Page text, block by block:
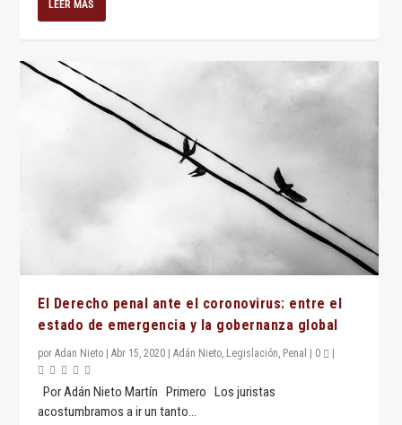
LEER MÁS
El Derecho penal ante el coronovirus: entre el
estado de emergencia y la gobernanza global
porAdan Nieto |Abr 15, 2020 |Adán Nieto, Legislación, Penal 0
Por Adán Nieto Martín Primero Los juristas
acostumbramos a ir un tanto...